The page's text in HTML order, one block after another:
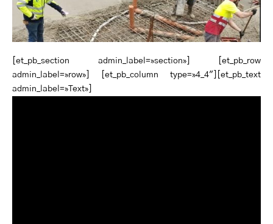
[et_pb_section admin_label=»section»] [et_pb_row
admin_label=»row»] [et_pb_column type=»4_4″][et_pb_text
admin_label=»Text»]